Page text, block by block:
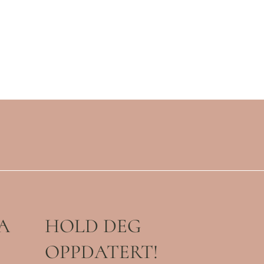
HOLD DEG
OPPDATERT!